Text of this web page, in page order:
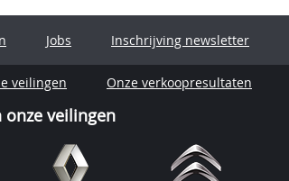
Jobs Inschrijving newsletter
veilingen Onze verkoopresultaten
onze veilingen